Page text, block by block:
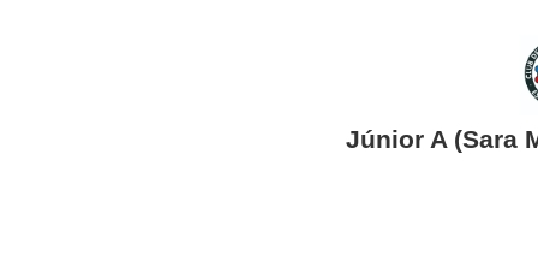
Júnior A (Sara